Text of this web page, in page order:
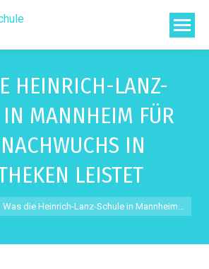
HEINRICH-LANZ-
IN MANNHEIM FÜR
IN
LEISTET
Was die Heinrich-Lanz-Schule in Mannheim…